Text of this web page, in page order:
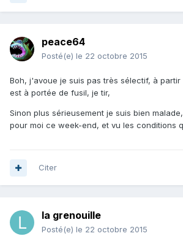
peace64
Posté(e) le 22 octobre 2015
Boh, j'avoue je suis pas très sélectif, à partir
est à portée de fusil, je tir,
Sinon plus sérieusement je suis bien
pour moi ce week-end, et vu les conditions
Citer
la grenouille
Posté(e) le 22 octobre 2015